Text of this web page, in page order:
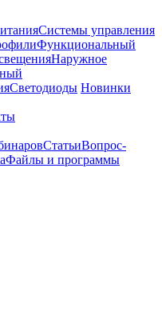
Системы управления
Функциональный
Наружное
Светодиоды Новинки
СтатьиВопрос-
Файлы и программы